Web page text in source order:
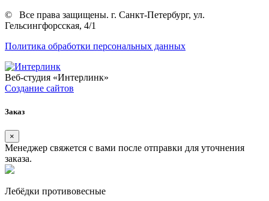
©
Все права защищены. г. Санкт-Петербург, ул.
Гельсингфорсская, 4/1
Политика обработки персональных данных
Веб-студия «Интерлинк»
Создание сайтов
Заказ
×
Менеджер свяжется с вами после отправки для уточнения
заказа.
Лебёдки противовесные